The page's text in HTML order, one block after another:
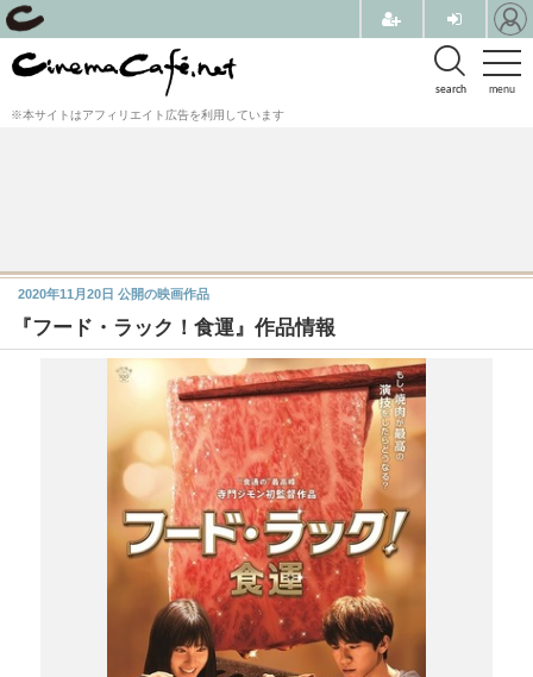
menu
search
※本サイトはアフィリエイト広告を利用しています
『フード・ラック！食運』作品情報
2020年11月20日 公開の映画作品